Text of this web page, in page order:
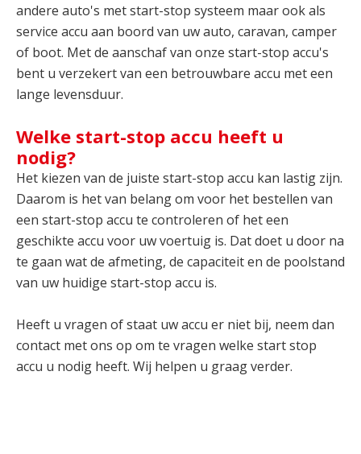
andere auto's met start-stop systeem maar ook als
service accu aan boord van uw auto, caravan, camper
of boot. Met de aanschaf van onze start-stop accu's
bent u verzekert van een betrouwbare accu met een
lange levensduur.
Welke start-stop accu heeft u
nodig?
Het kiezen van de juiste start-stop accu kan lastig zijn.
Daarom is het van belang om voor het bestellen van
een start-stop accu te controleren of het een
geschikte accu voor uw voertuig is. Dat doet u door na
te gaan wat de afmeting, de capaciteit en de poolstand
van uw huidige start-stop accu is.
Heeft u vragen of staat uw accu er niet bij, neem dan
contact met ons op om te vragen welke start stop
accu u nodig heeft. Wij helpen u graag verder.